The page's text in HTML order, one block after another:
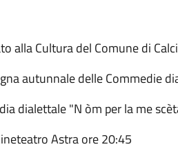
alla Cultura del Comune di
autunnale delle Commedie
dialettale "N òm per la me
Astra ore 20:45